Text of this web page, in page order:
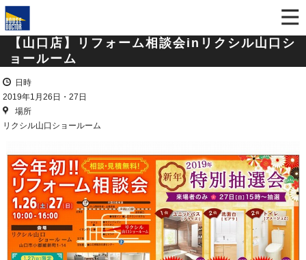
【山口店】リフォーム相談会inリクシル山口シ
ョールーム
日時
2019年1月26日・27日
場所
リクシル山口ショールーム